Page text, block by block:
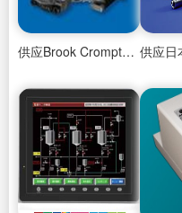
供应Brook Crompton电机